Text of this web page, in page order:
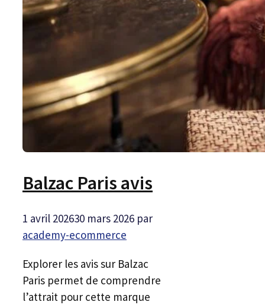
Balzac Paris avis
1 avril 202630 mars 2026 par
academy-ecommerce
Explorer les avis sur Balzac
Paris permet de comprendre
l’attrait pour cette marque